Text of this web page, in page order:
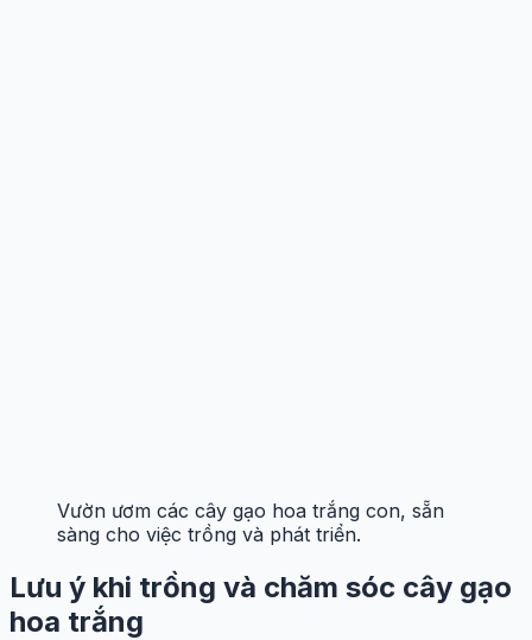
Vườn ươm các cây gạo hoa trắng con, sẵn
sàng cho việc trồng và phát triển.
Lưu ý khi trồng và chăm sóc cây gạo
hoa trắng